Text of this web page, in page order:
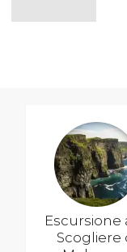
Escursione
Scogliere